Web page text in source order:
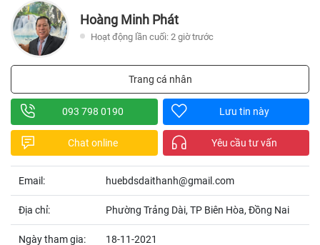
Hoàng Minh Phát
Hoạt động lần cuối: 2 giờ trước
Trang cá nhân
093 798 0190 Lưu tin này
Chat online Yêu cầu tư vấn
Email: huebdsdaithanh@gmail.com
Địa chỉ: Phường Trảng Dài, TP Biên Hòa, Đồng Nai
Ngày tham gia: 18-11-2021